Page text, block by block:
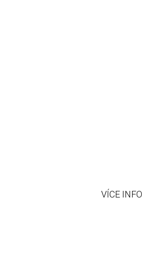
VÍCE INFO